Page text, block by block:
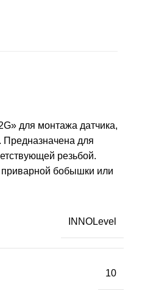
для монтажа датчика,
для
резьбой.
приварной бобышки или
INNOLevel
10